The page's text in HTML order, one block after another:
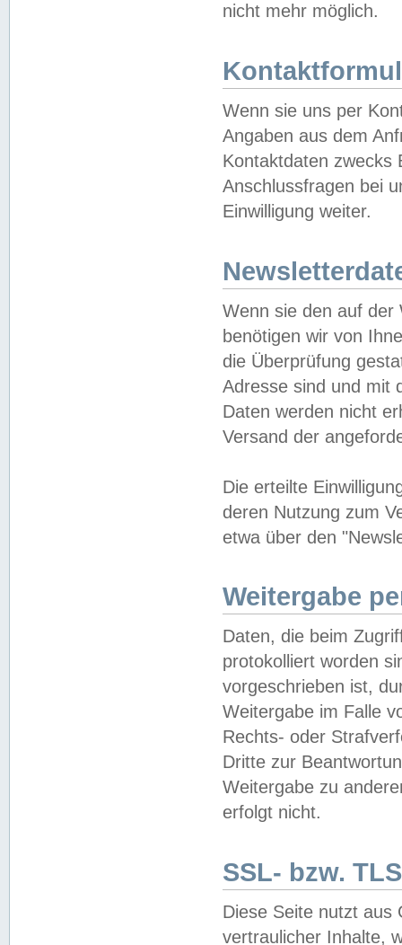
nicht mehr möglich.
Wenn sie uns per
Angaben aus dem
Kontaktdaten zwecks
Anschlussfragen bei
Einwilligung weiter.
Wenn sie den auf der
benötigen wir von
die Überprüfung
Adresse sind und mit
Daten werden nicht
Versand der
Die erteilte
deren Nutzung zum
etwa über den
Weitergabe
Daten, die beim
protokolliert worden
vorgeschrieben ist,
Weitergabe im Falle
Rechts- oder
Dritte zur
Weitergabe zu
erfolgt nicht.
SSL- bzw.
Diese Seite nutzt aus
vertraulicher Inhalte,